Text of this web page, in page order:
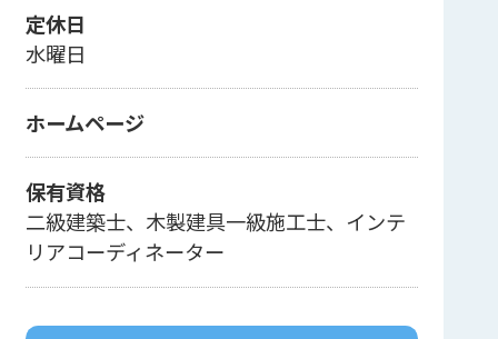
定休日
水曜日
ホームページ
保有資格
二級建築士、木製建具一級施工士、インテ
リアコーディネーター